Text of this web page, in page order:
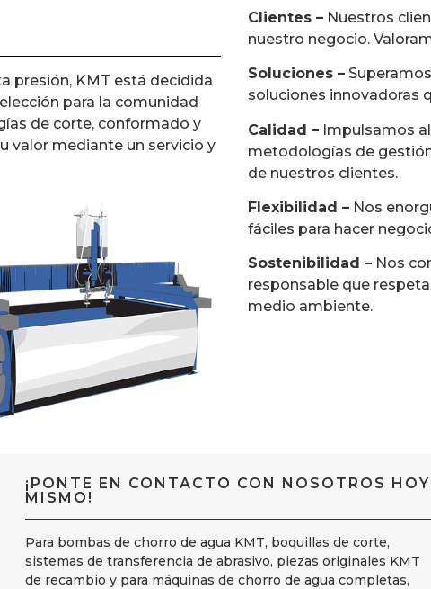
presión, KMT está decidida
para la comunidad
de corte, conformado y
valor mediante un servicio y
Clientes – Nuestros
nuestro negocio.
Soluciones –
soluciones innovadoras
Calidad – Impulsamos
metodologías de
de nuestros clientes.
Flexibilidad – Nos
fáciles para hacer
Sostenibilidad – Nos
responsable que
medio ambiente.
¡PONTE EN CONTACTO CON NOSOTROS HOY
MISMO!
Para bombas de chorro de agua KMT, boquillas de corte,
sistemas de transferencia de abrasivo, piezas originales KMT
de recambio y para máquinas de chorro de agua completas,